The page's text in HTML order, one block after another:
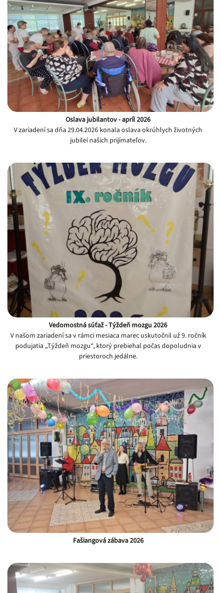
Oslava jubilantov - apríl 2026
V zariadení sa dňa 29.04.2026 konala oslava okrúhlych životných
jubileí našich prijímateľov.
Vedomostná súťaž - Týždeň mozgu 2026
V našom zariadení sa v rámci mesiaca marec uskutočnil už 9. ročník
podujatia „Týždeň mozgu“, ktorý prebiehal počas dopoludnia v
priestoroch jedálne.
Fašiangová zábava 2026